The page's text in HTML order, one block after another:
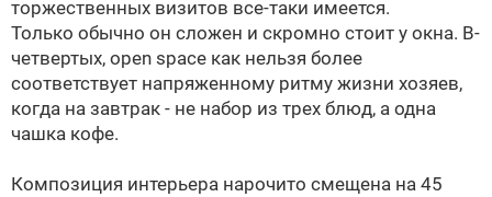
торжественных визитов все-таки имеется.
Только обычно он сложен и скромно стоит у окна. В-
четвертых, open space как нельзя более
соответствует напряженному ритму жизни хозяев,
когда на завтрак - не набор из трех блюд, а одна
чашка кофе.
Композиция интерьера нарочито смещена на 45